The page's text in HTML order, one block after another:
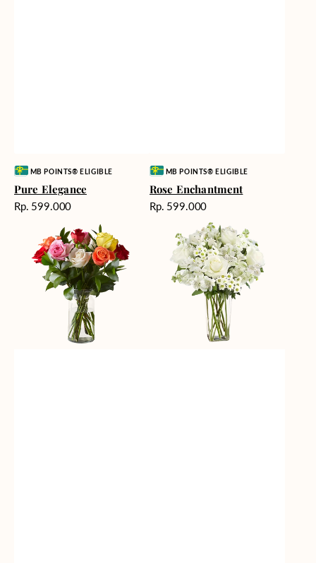
Vendor:MB POINTS® ELIGIBLE
Pure Elegance
Harga
Rp. 599.000
Vendor:MB POINTS® ELIGIBLE
Rose Enchantment
Harga
Rp. 599.000
Serenity